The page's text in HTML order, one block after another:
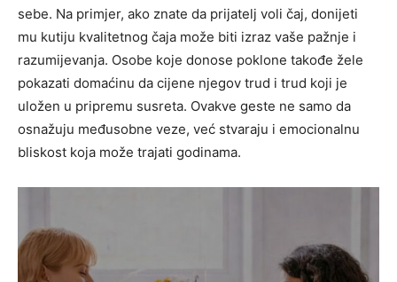
sebe. Na primjer, ako znate da prijatelj voli čaj, donijeti
mu kutiju kvalitetnog čaja može biti izraz vaše pažnje i
razumijevanja. Osobe koje donose poklone takođe žele
pokazati domaćinu da cijene njegov trud i trud koji je
uložen u pripremu susreta. Ovakve geste ne samo da
osnažuju međusobne veze, već stvaraju i emocionalnu
bliskost koja može trajati godinama.